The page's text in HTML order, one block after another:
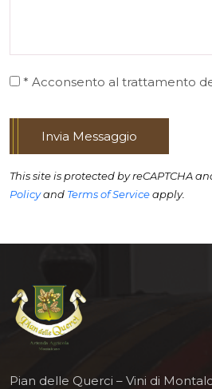
* Acconsento al trattamento
Invia Messaggio
This site is protected by reCAPTCHA
Policyand Terms of Serviceapply.
Pian delle Querci – Vini di